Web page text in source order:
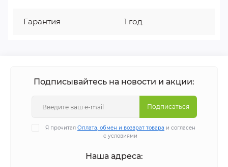
Гарантия 1 год
Подписывайтесь на новости и акции:
Подписаться
Я прочитал Оплата, обмен и возврат товара и согласен
с условиями
Наша адреса: